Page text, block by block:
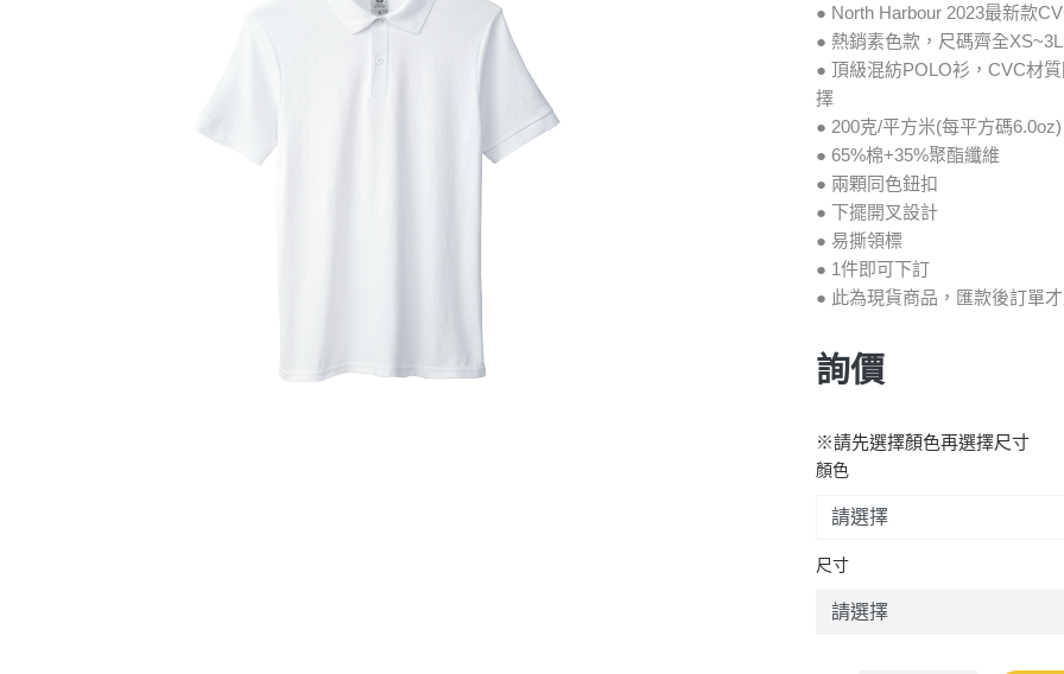
● North Harbour 2023最新款
● 熱銷素色款，尺碼齊全XS~3L
● 頂級混紡POLO衫，CVC材
擇
● 200克/平方米(每平方碼6.0oz)
● 65%棉+35%聚酯纖維
● 兩顆同色鈕扣
● 下擺開叉設計
● 易撕領標
● 1件即可下訂
● 此為現貨商品，匯款後訂單
詢價
※請先選擇顏色再選擇尺寸
顏色
尺寸